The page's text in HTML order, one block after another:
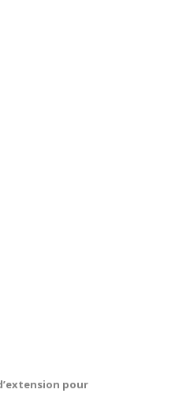
pour